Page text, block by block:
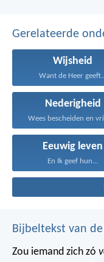
Gerelateerde
Wijsheid
Want de Heer
Nederigheid
Eeuwig leven
En Ik geef hun...
Bijbeltekst van
Zou iemand zich zó